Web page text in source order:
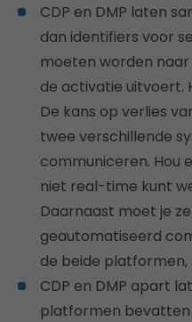
CDP en DMP laten
dan identifiers voor
moeten worden
de activatie uitvoert.
De kans op verlies
twee verschillende
communiceren. Hou
niet real-time kunt
Daarnaast moet je
geautomatiseerd
de beide
CDP en DMP apart
platformen